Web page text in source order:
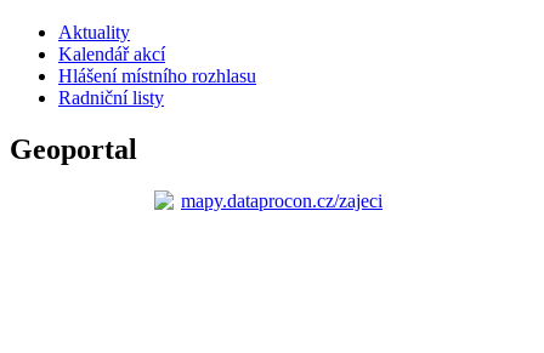
Aktuality
Kalendář akcí
Hlášení místního rozhlasu
Radniční listy
Geoportal